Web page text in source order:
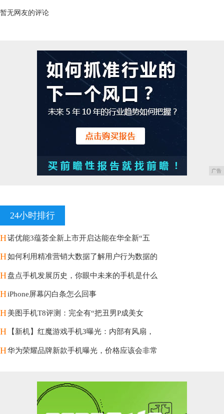
暂无网友的评论
广告
24小时排行
H诺优能3蕴荟全新上市开启达能在华全新“五
H如何利用精准营销大数据了解用户行为数据的
H盘点手机发展历史，你眼中未来的手机是什么
HiPhone屏幕闪白条怎么回事
H美图手机T8评测：完全有“把丑男P成美女
H 【新机】红魔游戏手机3曝光：内部有风扇，
H华为荣耀品牌新款手机曝光，价格应该会非常